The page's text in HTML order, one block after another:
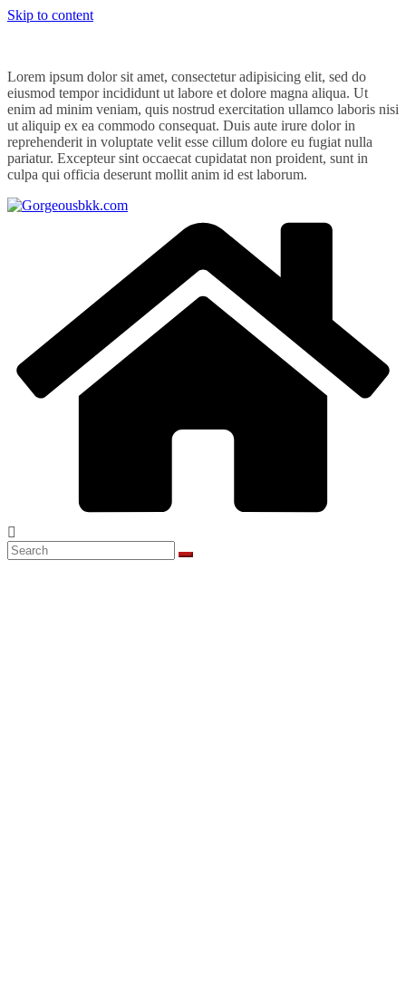
Skip to content
Lorem ipsum dolor sit amet, consectetur adipisicing elit, sed do
eiusmod tempor incididunt ut labore et dolore magna aliqua. Ut
enim ad minim veniam, quis nostrud exercitation ullamco laboris nisi
ut aliquip ex ea commodo consequat. Duis aute irure dolor in
reprehenderit in voluptate velit esse cillum dolore eu fugiat nulla
pariatur. Excepteur sint occaecat cupidatat non proident, sunt in
culpa qui officia deserunt mollit anim id est laborum.